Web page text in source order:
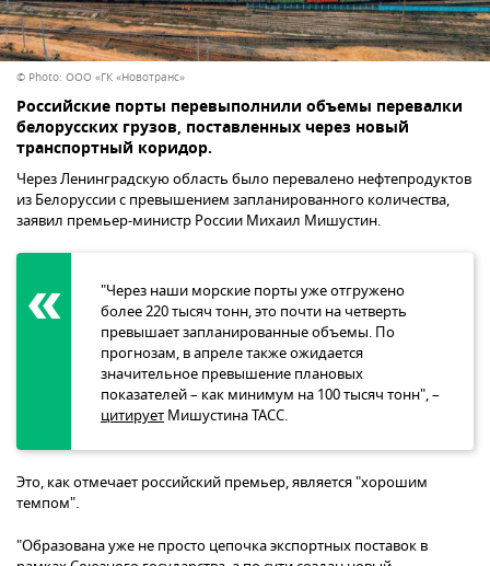
© Photo: ООО «ГК «Новотранс»
Российские порты перевыполнили объемы перевалки
белорусских грузов, поставленных через новый
транспортный коридор.
Через Ленинградскую область было перевалено нефтепродуктов
из Белоруссии с превышением запланированного количества,
заявил премьер-министр России Михаил Мишустин.
"Через наши морские порты уже отгружено
более 220 тысяч тонн, это почти на четверть
превышает запланированные объемы. По
прогнозам, в апреле также ожидается
значительное превышение плановых
показателей – как минимум на 100 тысяч тонн", –
цитирует Мишустина ТАСС.
Это, как отмечает российский премьер, является "хорошим
темпом".
"Образована уже не просто цепочка экспортных поставок в